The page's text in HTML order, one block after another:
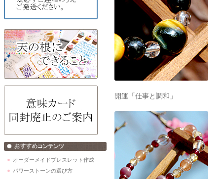
オーダーメイドブレスレット作成
パワーストーンの選び方
開運「仕事と調和」